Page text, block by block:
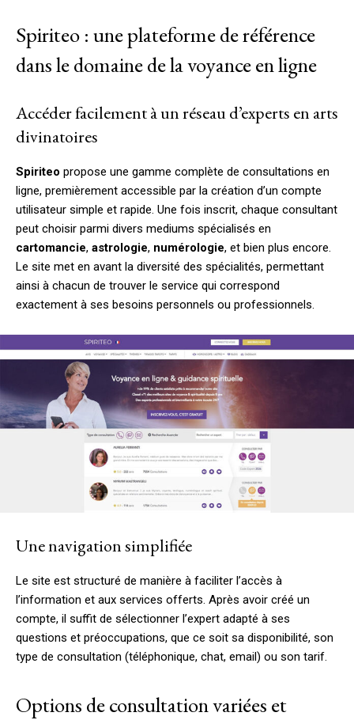
Spiriteo : une plateforme de référence
dans le domaine de la voyance en ligne
Accéder facilement à un réseau d’experts en arts
divinatoires
Spiriteo propose une gamme complète de consultations en
ligne, premièrement accessible par la création d’un compte
utilisateur simple et rapide. Une fois inscrit, chaque consultant
peut choisir parmi divers mediums spécialisés en
cartomancie, astrologie, numérologie, et bien plus encore.
Le site met en avant la diversité des spécialités, permettant
ainsi à chacun de trouver le service qui correspond
exactement à ses besoins personnels ou professionnels.
Une navigation simplifiée
Le site est structuré de manière à faciliter l’accès à
l’information et aux services offerts. Après avoir créé un
compte, il suffit de sélectionner l’expert adapté à ses
questions et préoccupations, que ce soit sa disponibilité, son
type de consultation (téléphonique, chat, email) ou son tarif.
Options de consultation variées et